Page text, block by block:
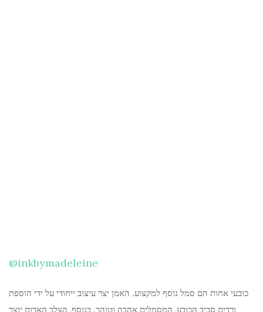
@inkbymadeleine
כובעי אחות הם סמל נוסף למקצוע. האמן יצר עיצוב ייחודי על ידי הוספת
ורדים סביב הכובע, המסמלים אהבה וטוהר. בנוסף, הצלב האדום יוצר